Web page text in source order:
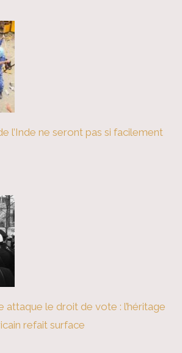
l’Inde ne seront pas si facilement
attaque le droit de vote : l’héritage
refait surface